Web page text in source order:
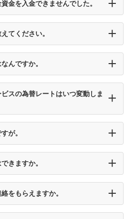
金を入金できませんでした。
てください。
んですか。
スの為替レートはいつ変動しま
が。
きますか。
をもらえますか。